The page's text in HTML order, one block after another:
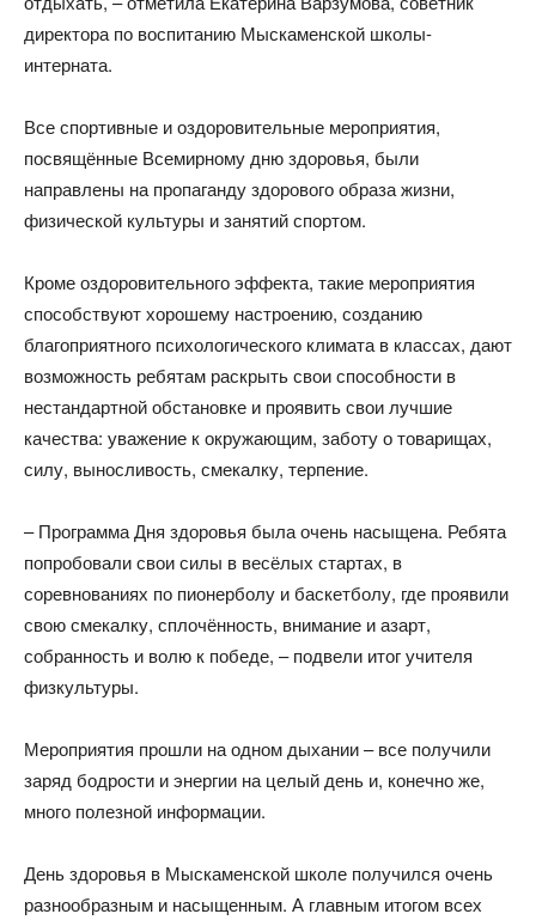
директора по воспитанию Мыскаменской школы-
интерната.
Все спортивные и оздоровительные мероприятия,
посвящённые Всемирному дню здоровья, были
направлены на пропаганду здорового образа жизни,
физической культуры и занятий спортом.
Кроме оздоровительного эффекта, такие мероприятия
способствуют хорошему настроению, созданию
благоприятного психологического климата в классах, дают
возможность ребятам раскрыть свои способности в
нестандартной обстановке и проявить свои лучшие
качества: уважение к окружающим, заботу о товарищах,
силу, выносливость, смекалку, терпение.
– Программа Дня здоровья была очень насыщена. Ребята
попробовали свои силы в весёлых стартах, в
соревнованиях по пионерболу и баскетболу, где проявили
свою смекалку, сплочённость, внимание и азарт,
собранность и волю к победе, – подвели итог учителя
физкультуры.
Мероприятия прошли на одном дыхании – все получили
заряд бодрости и энергии на целый день и, конечно же,
много полезной информации.
День здоровья в Мыскаменской школе получился очень
разнообразным и насыщенным. А главным итогом всех